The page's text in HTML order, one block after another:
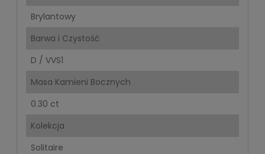
Brylantowy
Barwa i Czystość
D / VVS1
Masa Kamieni Bocznych
0.30 ct
Kolekcja
Solitaire